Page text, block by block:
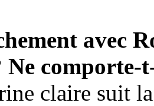
avec
comporte-
claire suit